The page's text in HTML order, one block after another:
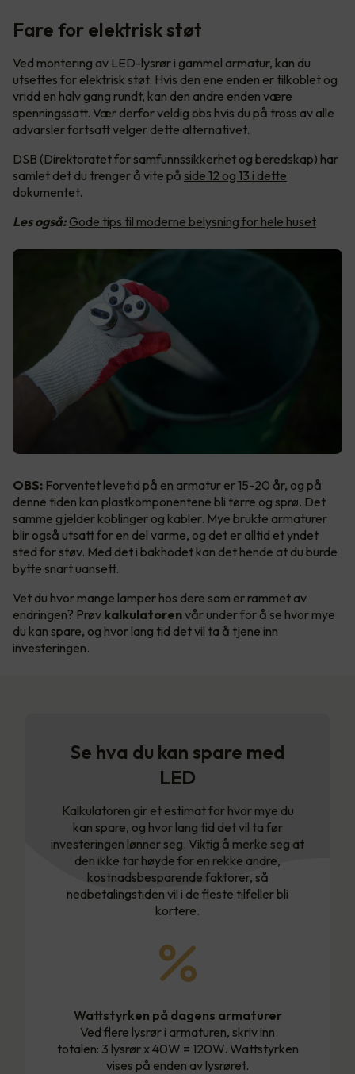
Fare for elektrisk støt
Ved montering av LED-lysrør i gammel armatur, kan du
utsettes for elektrisk støt. Hvis den ene enden er tilkoblet og
vridd en halv gang rundt, kan den andre enden være
spenningssatt. Vær derfor veldig obs hvis du på tross av alle
advarsler fortsatt velger dette alternativet.
DSB (Direktoratet for samfunnssikkerhet og beredskap) har
samlet det du trenger å vite på side 12 og 13 i dette
dokumentet.
Les også: Gode tips til moderne belysning for hele huset
OBS: Forventet levetid på en armatur er 15-20 år, og på
denne tiden kan plastkomponentene bli tørre og sprø. Det
samme gjelder koblinger og kabler. Mye brukte armaturer
blir også utsatt for en del varme, og det er alltid et yndet
sted for støv. Med det i bakhodet kan det hende at du burde
bytte snart uansett.
Vet du hvor mange lamper hos dere som er rammet av
endringen? Prøv kalkulatorenvår under for å se hvor mye
du kan spare, og hvor lang tid det vil ta å tjene inn
investeringen.
Se hva du kan spare med
LED
Kalkulatoren gir et estimat for hvor mye du
kan spare, og hvor lang tid det vil ta før
investeringen lønner seg. Viktig å merke seg at
den ikke tar høyde for en rekke andre,
kostnadsbesparende faktorer, så
nedbetalingstiden vil i de fleste tilfeller bli
kortere.
Wattstyrken på dagens armaturer
Ved flere lysrør i armaturen, skriv inn
totalen: 3 lysrør x 40W = 120W. Wattstyrken
vises på enden av lysrøret.